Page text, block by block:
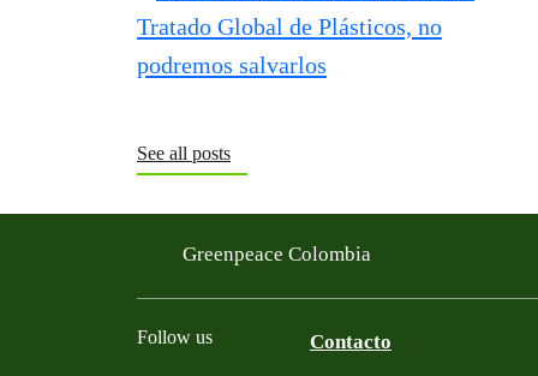
See all posts
Greenpeace Colombia
Follow us Contacto